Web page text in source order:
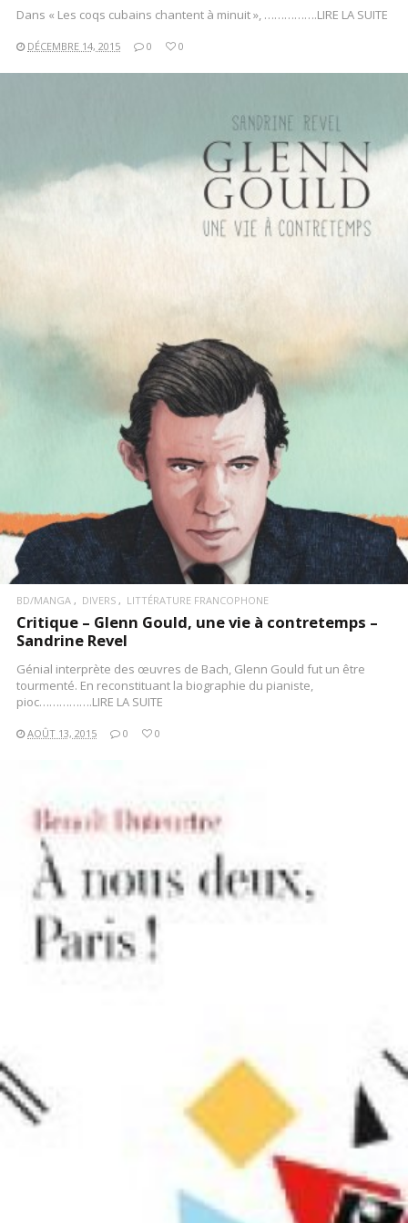
Dans « Les coqs cubains chantent à minuit », …………….LIRE LA SUITE
DÉCEMBRE 14, 2015 0 0
LIRE LA SUITE
BD/MANGA DIVERS LITTÉRATURE FRANCOPHONE
Critique – Glenn Gould, une vie à contretemps –
Sandrine Revel
Génial interprète des œuvres de Bach, Glenn Gould fut un être
tourmenté. En reconstituant la biographie du pianiste,
pioc…………….LIRE LA SUITE
AOÛT 13, 2015 0 0
LIRE LA SUITE